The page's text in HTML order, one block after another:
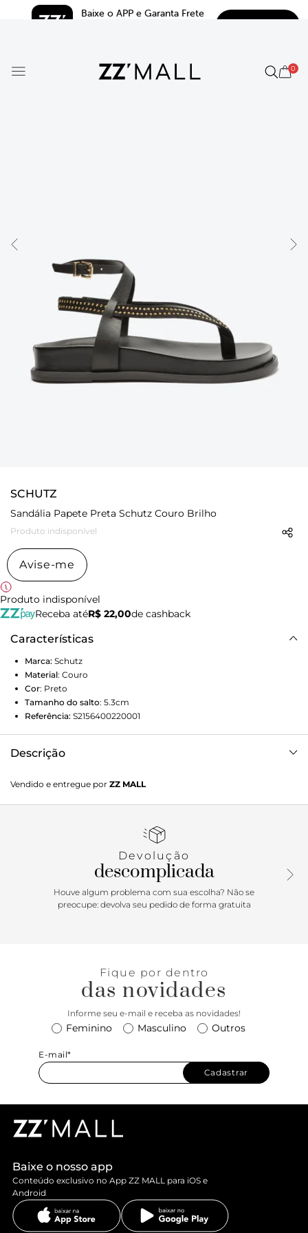
Baixe o APP e Garanta Frete
0
SCHUTZ
Sandália Papete Preta Schutz Couro Brilho
Produto indisponível
Avise-me
Produto indisponível
Receba atéR$ 22,00de cashback
Características
Marca: Schutz
Material: Couro
Cor: Preto
Tamanho do salto: 5.3cm
Referência: S2156400220001
Descrição
super confortável combinado ao glamour das tiras finas
com aplicação de brilho. Feita em couro, tem calce fácil
versátil e atemporal para usar sempre!
Vendido e entregue por ZZ MALL
Devolução
descomplicada
Houve algum problema com sua escolha? Não se
preocupe: devolva seu pedido de forma gratuita
Fique por dentro
das novidades
Informe seu e-mail e receba as novidades!
Feminino Masculino Outros
E-mail*
Cadastrar
Baixe o nosso app
Conteúdo exclusivo no App ZZ MALL para iOS e
Android